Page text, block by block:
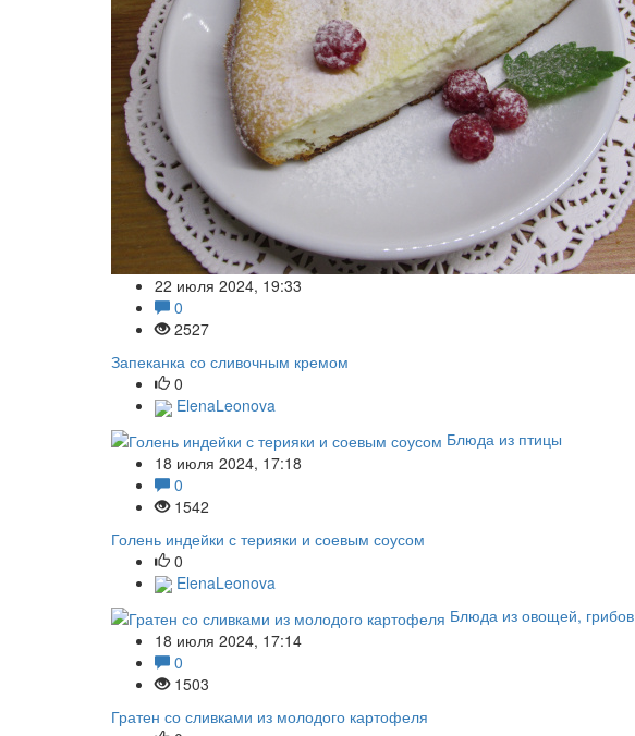
22 июля 2024, 19:33
0
2527
Запеканка со сливочным кремом
0
ElenaLeonova
Блюда из птицы
18 июля 2024, 17:18
0
1542
Голень индейки с терияки и соевым соусом
0
ElenaLeonova
Блюда из овощей, грибов
18 июля 2024, 17:14
0
1503
Гратен со сливками из молодого картофеля